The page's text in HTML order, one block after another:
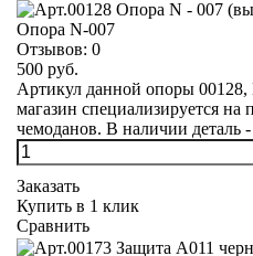
Опора N-007
Отзывов: 0
500 руб.
Артикул данной опоры
магазин специализируется на
чемоданов. В наличии деталь -
Заказать
Купить в 1 клик
Сравнить